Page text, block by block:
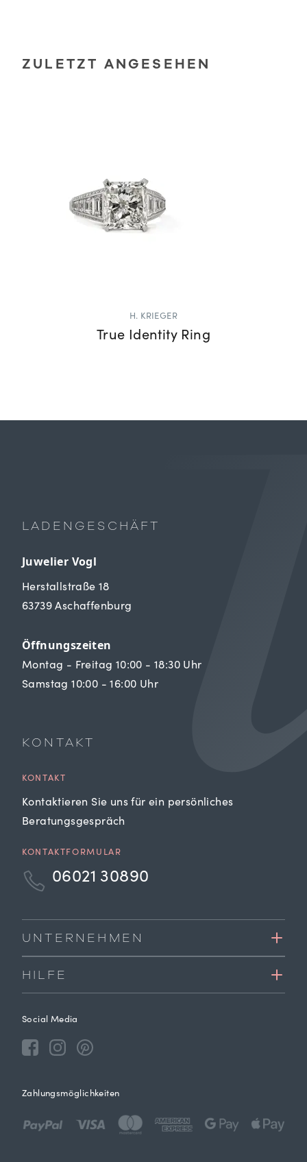
ZULETZT ANGESEHEN
H. KRIEGER
True Identity Ring
LADENGESCHÄFT
Juwelier Vogl
Herstallstraße 18
63739 Aschaffenburg
Öffnungszeiten
Montag - Freitag 10:00 - 18:30 Uhr
Samstag 10:00 - 16:00 Uhr
KONTAKT
KONTAKT
Kontaktieren Sie uns für ein persönliches
Beratungsgespräch
KONTAKTFORMULAR
06021 30890
UNTERNEHMEN
HILFE
Social Media
Zahlungsmöglichkeiten